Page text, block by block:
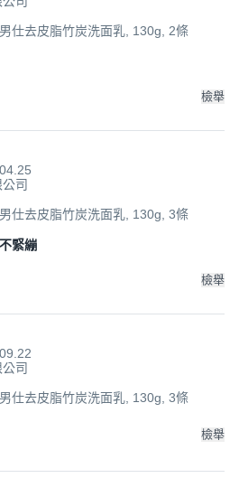
仕去皮脂竹炭洗面乳, 130g, 2條
檢舉
司
仕去皮脂竹炭洗面乳, 130g, 3條
緊繃
檢舉
司
仕去皮脂竹炭洗面乳, 130g, 3條
檢舉